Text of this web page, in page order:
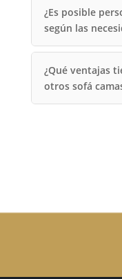
¿Es posible
según las
¿Qué ventajas
otros sofá